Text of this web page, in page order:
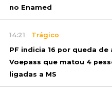
no Enamed
14:21 Trágico
PF indicia 16 por queda de
Voepass que matou 4
ligadas a MS